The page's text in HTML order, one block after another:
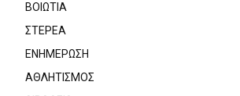
ΒΟΙΩΤΙΑ
ΣΤΕΡΕΑ
ΕΝΗΜΕΡΩΣΗ
ΑΘΛΗΤΙΣΜΟΣ